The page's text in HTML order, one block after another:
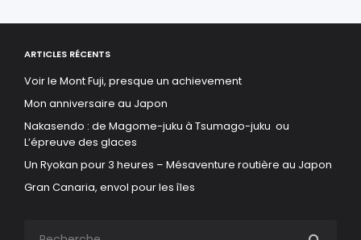
ARTICLES RÉCENTS
Voir le Mont Fuji, presque un achievement
Mon anniversaire au Japon
Nakasendo : de Magome-juku à Tsumago-juku ou
L’épreuve des glaces
Un Ryokan pour 3 heures – Mésaventure routière au Japon
Gran Canaria, envol pour les îles